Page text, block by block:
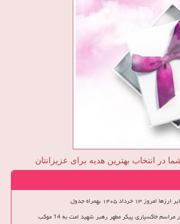
در انتخاب بهترین هدیه برای عزیزانتان
۱۴۰۵ بهمراه جدول
خاکسپاری پیکر مطهر رهبر شهید امت به 14 موکب